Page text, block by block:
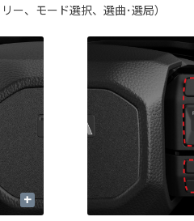
、モード選択、選曲･選局）
+